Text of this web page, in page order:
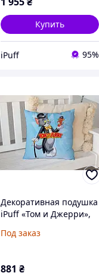
Купить
iPuff 95%
Декоративная подушка
iPuff «Том и Джерри»,
печатью с обеих
Под заказ
881 ₴